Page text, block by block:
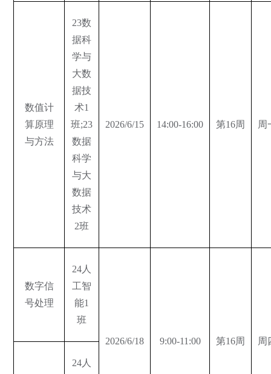
数值计
算原理
与方法
23数
据科
学与
大数
据技
术1
班;23
数据
科学
与大
数据
技术
2班
2026/6/15 14:00-16:00 第16周 周
数字信
号处理
24人
工智
能1
班
2026/6/18 9:00-11:00 第16周 周
24人